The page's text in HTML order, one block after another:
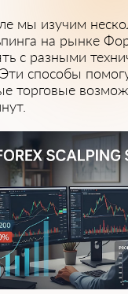
мы изучим
на рынке
͏с разными
способы
торговые